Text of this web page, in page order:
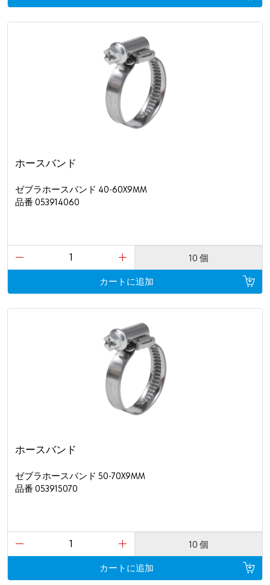
ホースバンド
ゼブラホースバンド 40-60X9MM
品番 053914060
10 個
カートに追加
ホースバンド
ゼブラホースバンド 50-70X9MM
品番 053915070
10 個
カートに追加